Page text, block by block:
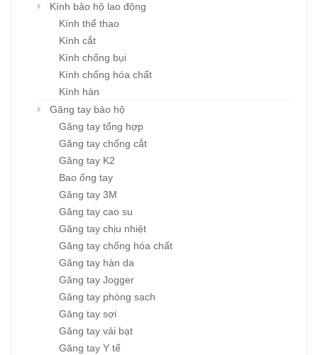
Kính bảo hộ lao động
Kính thể thao
Kính cắt
Kính chống bụi
Kính chống hóa chất
Kính hàn
Găng tay bảo hộ
Găng tay tổng hợp
Găng tay chống cắt
Găng tay K2
Bao ống tay
Găng tay 3M
Găng tay cao su
Găng tay chịu nhiệt
Găng tay chống hóa chất
Găng tay hàn da
Găng tay Jogger
Găng tay phòng sạch
Găng tay sợi
Găng tay vải bạt
Găng tay Y tế